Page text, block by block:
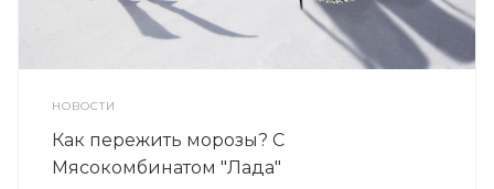
НОВОСТИ
Как пережить морозы? С
Мясокомбинатом "Лада"